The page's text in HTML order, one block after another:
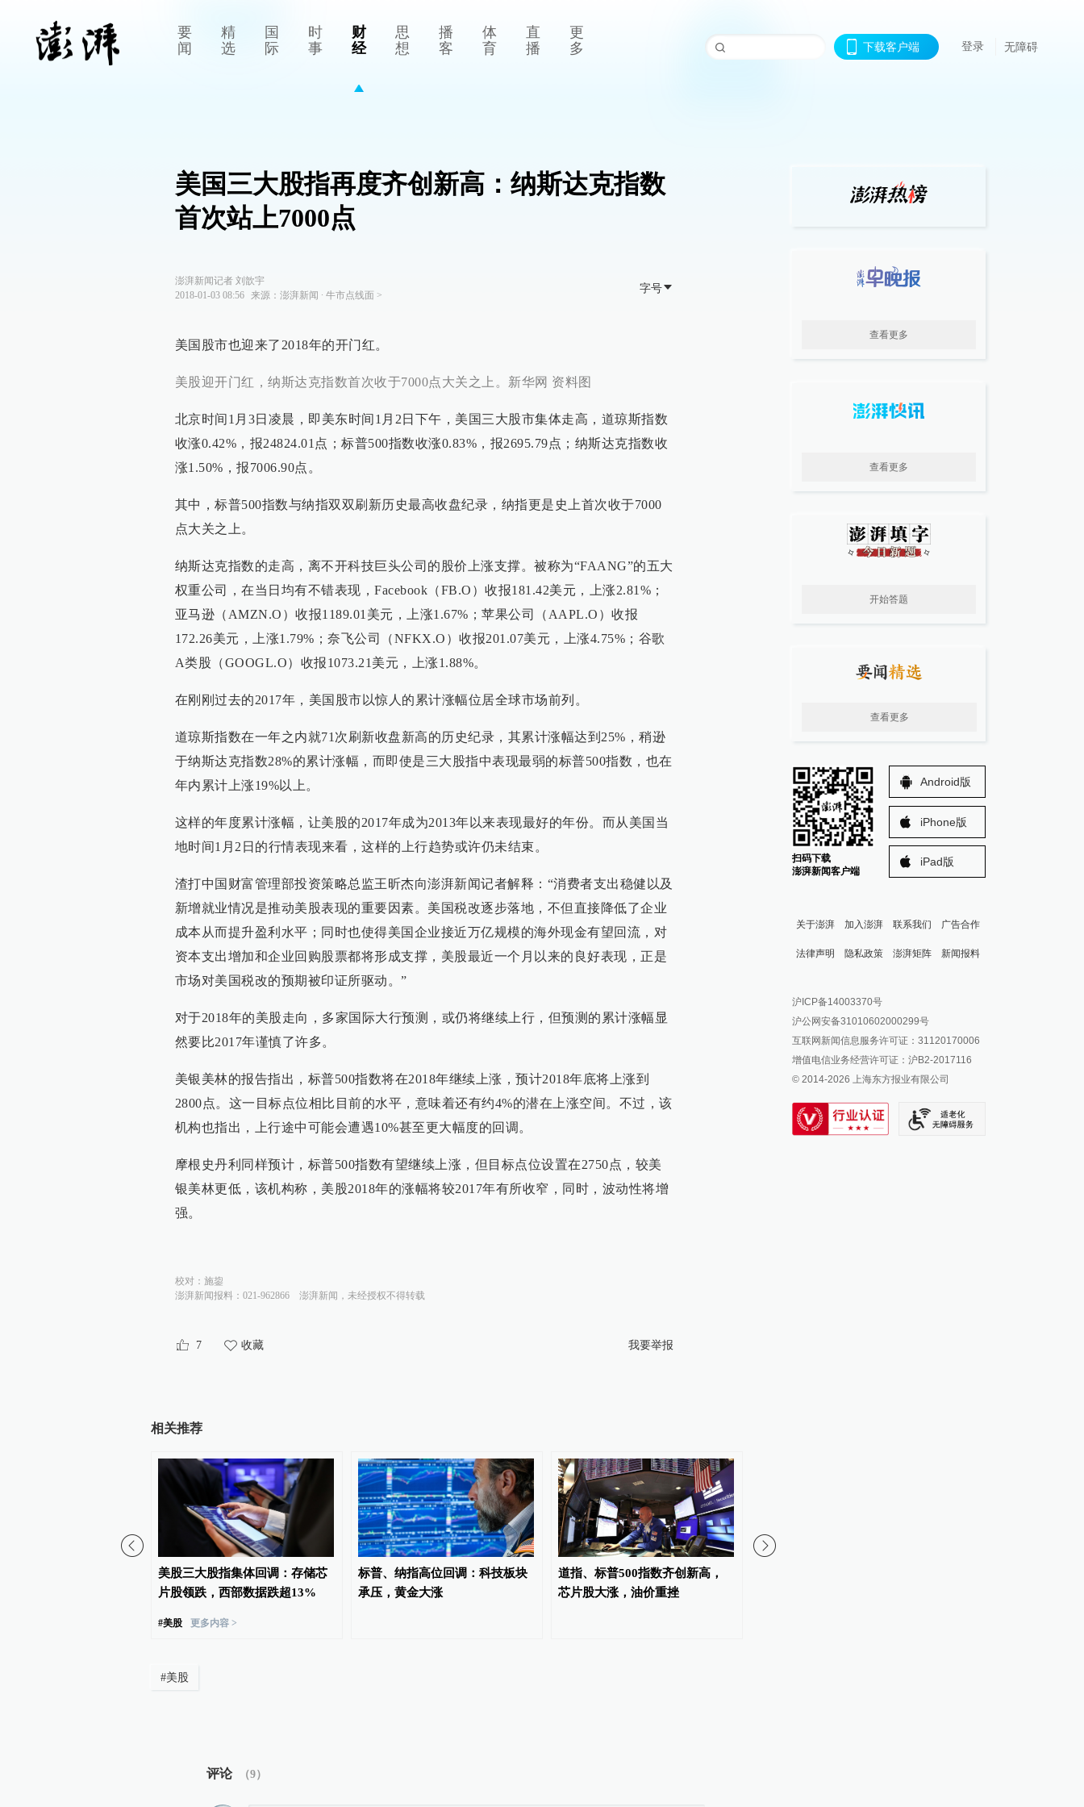
要
闻
精
选
国
际
时
事
财
经
思
想
播
客
体
育
直
播
更
多
下载客户端 登录 无障碍
美国三大股指再度齐创新高：纳斯达克指数
首次站上7000点
澎湃新闻记者 刘歆宇
2018-01-03 08:56
来源： 澎湃新闻 ∙ 牛市点线面 >
字号
美国股市也迎来了2018年的开门红。
美股迎开门红，纳斯达克指数首次收于7000点大关之上。新华网 资料图
北京时间1月3日凌晨，即美东时间1月2日下午，美国三大股市集体走高，道琼斯指数
收涨0.42%，报24824.01点；标普500指数收涨0.83%，报2695.79点；纳斯达克指数收
涨1.50%，报7006.90点。
其中，标普500指数与纳指双双刷新历史最高收盘纪录，纳指更是史上首次收于7000
点大关之上。
纳斯达克指数的走高，离不开科技巨头公司的股价上涨支撑。被称为“FAANG”的五大
权重公司，在当日均有不错表现，Facebook（FB.O）收报181.42美元，上涨2.81%；
亚马逊（AMZN.O）收报1189.01美元，上涨1.67%；苹果公司（AAPL.O）收报
172.26美元，上涨1.79%；奈飞公司（NFKX.O）收报201.07美元，上涨4.75%；谷歌
A类股（GOOGL.O）收报1073.21美元，上涨1.88%。
在刚刚过去的2017年，美国股市以惊人的累计涨幅位居全球市场前列。
道琼斯指数在一年之内就71次刷新收盘新高的历史纪录，其累计涨幅达到25%，稍逊
于纳斯达克指数28%的累计涨幅，而即使是三大股指中表现最弱的标普500指数，也在
年内累计上涨19%以上。
这样的年度累计涨幅，让美股的2017年成为2013年以来表现最好的年份。而从美国当
地时间1月2日的行情表现来看，这样的上行趋势或许仍未结束。
渣打中国财富管理部投资策略总监王昕杰向澎湃新闻记者解释：“消费者支出稳健以及
新增就业情况是推动美股表现的重要因素。美国税改逐步落地，不但直接降低了企业
成本从而提升盈利水平；同时也使得美国企业接近万亿规模的海外现金有望回流，对
资本支出增加和企业回购股票都将形成支撑，美股最近一个月以来的良好表现，正是
市场对美国税改的预期被印证所驱动。”
对于2018年的美股走向，多家国际大行预测，或仍将继续上行，但预测的累计涨幅显
然要比2017年谨慎了许多。
美银美林的报告指出，标普500指数将在2018年继续上涨，预计2018年底将上涨到
2800点。这一目标点位相比目前的水平，意味着还有约4%的潜在上涨空间。不过，该
机构也指出，上行途中可能会遭遇10%甚至更大幅度的回调。
摩根史丹利同样预计，标普500指数有望继续上涨，但目标点位设置在2750点，较美
银美林更低，该机构称，美股2018年的涨幅将较2017年有所收窄，同时，波动性将增
强。
校对： 施鋆
澎湃新闻报料：021-962866
澎湃新闻，未经授权不得转载
7 收藏 我要举报
相关推荐
美股三大股指集体回调：存储芯
片股领跌，西部数据跌超13%
#美股 更多内容 >
标普、纳指高位回调：科技板块
承压，黄金大涨
道指、标普500指数齐创新高，
芯片股大涨，油价重挫
#美股
评论 （9）
查看更多
查看更多
开始答题
查看更多
扫码下载
澎湃新闻客户端
Android版
iPhone版
iPad版
关于澎湃 加入澎湃 联系我们 广告合作
法律声明 隐私政策 澎湃矩阵
澎湃新闻公众号
澎湃新闻抖音号
派生万物开放平台
IP SHANGHAI
SIXTH TONE
新闻报料
报料邮箱: news@thepaper.cn
沪ICP备14003370号
沪公网安备31010602000299号
互联网新闻信息服务许可证：31120170006
增值电信业务经营许可证：沪B2-2017116
© 2014-2026 上海东方报业有限公司